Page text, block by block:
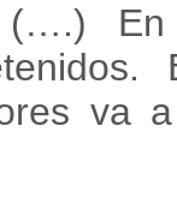
(….)
va